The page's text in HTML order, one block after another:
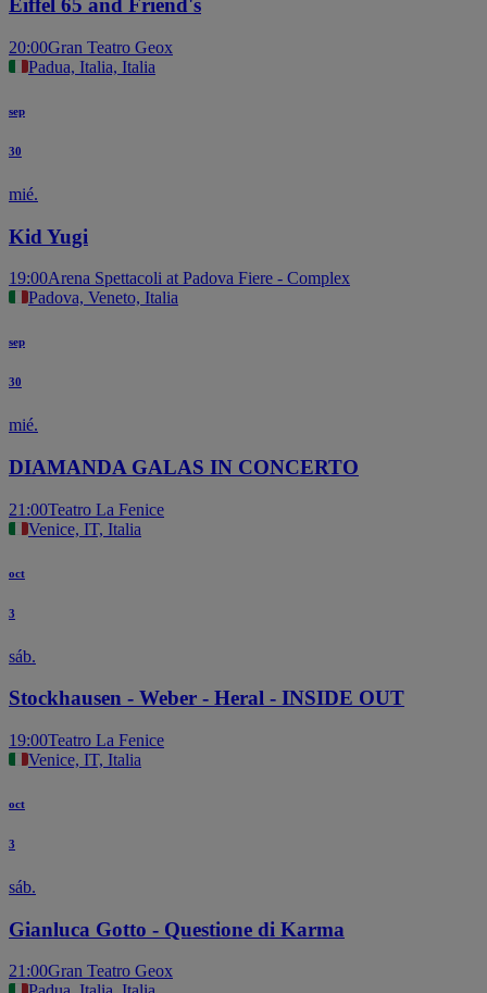
Eiffel 65 and Friend's
20:00Gran Teatro Geox
Padua, Italia, Italia
sep
30
mié.
Kid Yugi
19:00Arena Spettacoli at Padova Fiere - Complex
Padova, Veneto, Italia
sep
30
mié.
DIAMANDA GALAS IN CONCERTO
21:00Teatro La Fenice
Venice, IT, Italia
oct
3
sáb.
Stockhausen - Weber - Heral - INSIDE OUT
19:00Teatro La Fenice
Venice, IT, Italia
oct
3
sáb.
Gianluca Gotto - Questione di Karma
21:00Gran Teatro Geox